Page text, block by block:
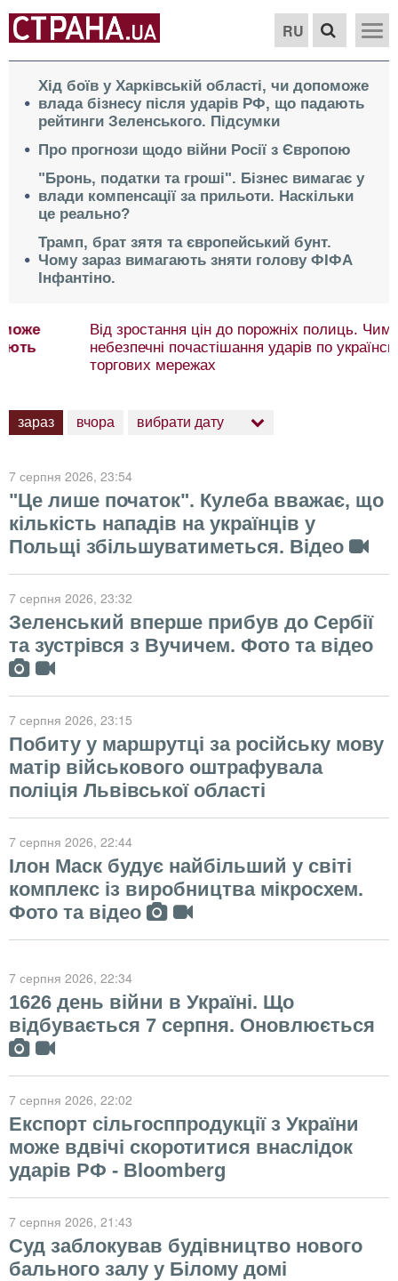
RU
Хід боїв у Харківській області, чи допоможе
влада бізнесу після ударів РФ, що падають
рейтинги Зеленського. Підсумки
Про прогнози щодо війни Росії з Європою
"Бронь, податки та гроші". Бізнес вимагає у
влади компенсації за прильоти. Наскільки
це реально?
Трамп, брат зятя та європейський бунт.
Чому зараз вимагають зняти голову ФІФА
Інфантіно.
Від зростання цін до порожніх полиць. Чим
небезпечні почастішання ударів по українських
торгових мережах
зараз вчора вибрати дату
7 серпня 2026, 23:54
"Це лише початок". Кулеба вважає, що
кількість нападів на українців у
Польщі збільшуватиметься. Відео
7 серпня 2026, 23:32
Зеленський вперше прибув до Сербії
та зустрівся з Вучичем. Фото та відео
7 серпня 2026, 23:15
Побиту у маршрутці за російську мову
матір військового оштрафувала
поліція Львівської області
7 серпня 2026, 22:44
Ілон Маск будує найбільший у світі
комплекс із виробництва мікросхем.
Фото та відео
7 серпня 2026, 22:34
1626 день війни в Україні. Що
відбувається 7 серпня. Оновлюється
7 серпня 2026, 22:02
Експорт сільгосппродукції з України
може вдвічі скоротитися внаслідок
ударів РФ - Bloomberg
7 серпня 2026, 21:43
Суд заблокував будівництво нового
бального залу у Білому домі